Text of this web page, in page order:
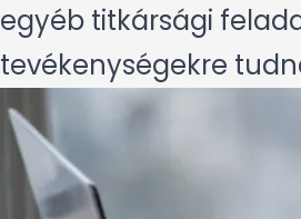
egyéb titkársági
tevékenységekre